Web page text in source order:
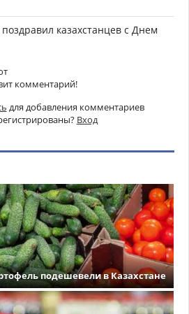
казахстанцев с Днем
комментарий!
для добавления комментариев
Вход
подешевели в Казахстане